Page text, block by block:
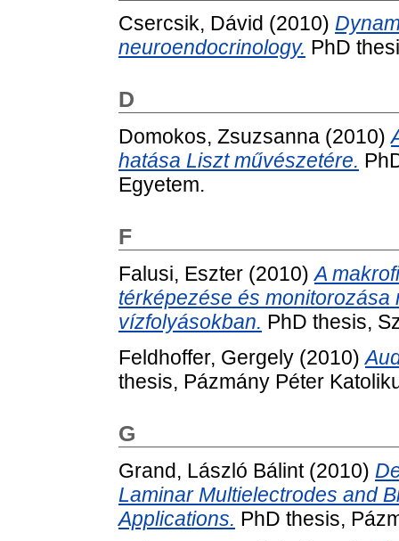
Csercsik, Dávid (2010)
neuroendocrinology. PhD
D
Domokos, Zsuzsanna (2010)
hatása Liszt művészetére.
Egyetem.
F
Falusi, Eszter (2010)A
térképezése és
vízfolyásokban. PhD thesis,
Feldhoffer, Gergely (2010)
thesis, Pázmány Péter
G
Grand, László Bálint(2010)
Laminar Multielectrodes and
Applications. PhD thesis,